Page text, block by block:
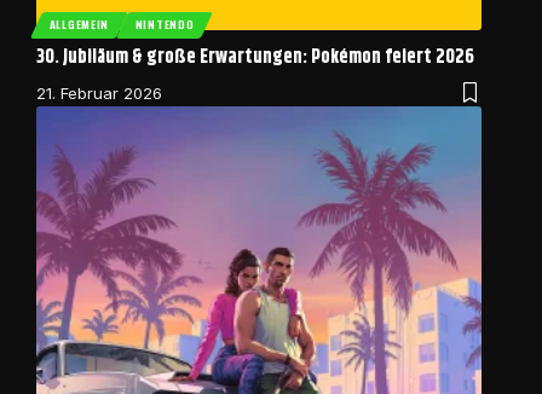
ALLGEMEIN NINTENDO
30. Jubiläum & große Erwartungen: Pokémon feiert 2026
21. Februar 2026